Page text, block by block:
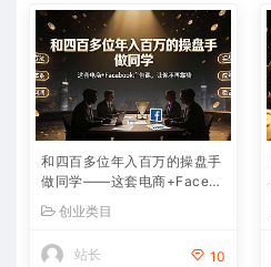
和四百多位年入百万的操盘手
做同学——这套电商+Facebo
创双语字幕】
创业类目
站长 10